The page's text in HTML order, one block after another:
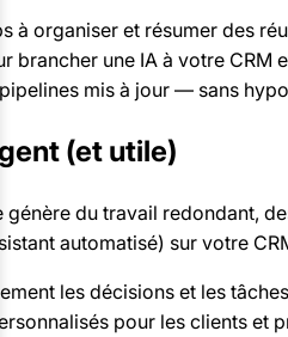
à organiser et résumer des
brancher une IA à votre CRM
mis à jour — sans
(et utile)
du travail redondant,
automatisé) sur votre
les décisions et les
pour les clients et